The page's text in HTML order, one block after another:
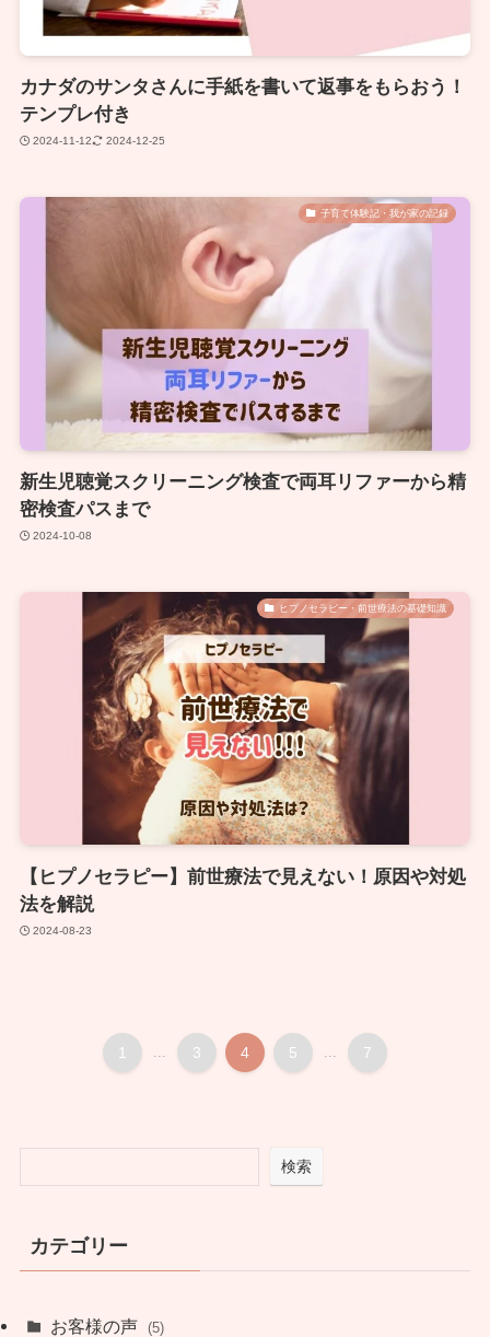
カナダのサンタさんに手紙を書いて返事をもらおう！
テンプレ付き
2024-11-12 2024-12-25
子育て体験記・我が家の記録
新生児聴覚スクリーニング検査で両耳リファーから精
密検査パスまで
2024-10-08
ヒプノセラピー・前世療法の基礎知識
【ヒプノセラピー】前世療法で見えない！原因や対処
法を解説
2024-08-23
1 ... 3 4 5 ... 7
検索
カテゴリー
お客様の声 (5)